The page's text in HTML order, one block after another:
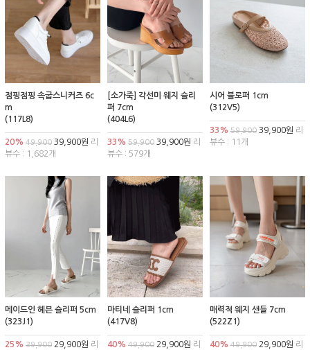
점핑점핑 속굽스니커즈 6c
m
(117L8)
20% 49,900 39,900원 리
뷰수 : 1,682개
[소가죽] 각선미 웨지 슬리
퍼 7cm
(404L6)
33% 59,90039,900원 리
뷰수 : 579개
시어 블로퍼 1cm
(312V5)
33% 59,90039,900원 리
뷰수 : 11개
메이드인 헤븐 슬리퍼 5cm
(323J1)
25% 39,900 29,900원 리
마티네 슬리퍼 1cm
(417V8)
40% 49,90029,900원 리
매력적 웨지 샌들 7cm
(522Z1)
40% 49,90029,900원 리